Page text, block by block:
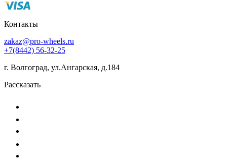
Контакты
zakaz@pro-wheels.ru
+7(8442) 56-32-25
г. Волгоград, ул.Ангарская, д.184
Рассказать